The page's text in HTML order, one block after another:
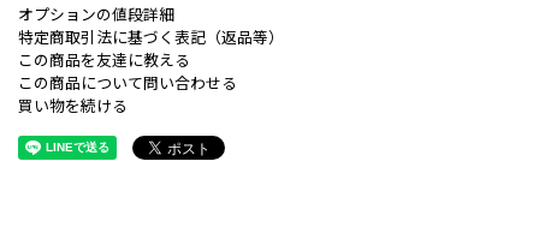
オプションの値段詳細
特定商取引法に基づく表記（返品等）
この商品を友達に教える
この商品について問い合わせる
買い物を続ける